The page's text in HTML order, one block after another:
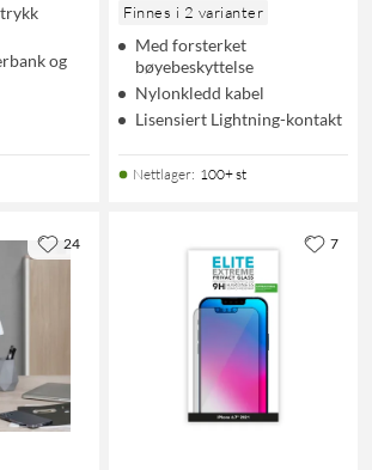
og
Finnes i 2 varianter
Med forsterket
bøyebeskyttelse
Nylonkledd kabel
Lisensiert Lightning-kontakt
Nettlager: 100+ st
24 7